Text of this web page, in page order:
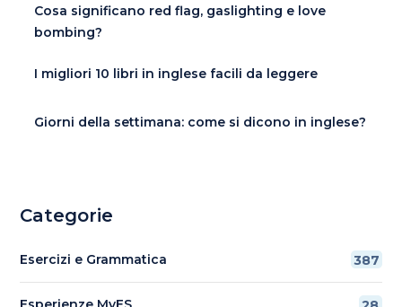
Cosa significano red flag, gaslighting e love
bombing?
I migliori 10 libri in inglese facili da leggere
Giorni della settimana: come si dicono in inglese?
Categorie
Esercizi e Grammatica 387